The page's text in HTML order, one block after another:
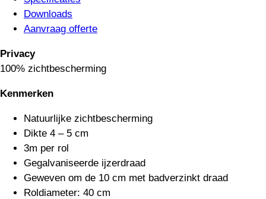
Downloads
Aanvraag offerte
Privacy
100% zichtbescherming
Kenmerken
Natuurlijke zichtbescherming
Dikte 4 – 5 cm
3m per rol
Gegalvaniseerde ijzerdraad
Geweven om de 10 cm met badverzinkt draad
Roldiameter: 40 cm